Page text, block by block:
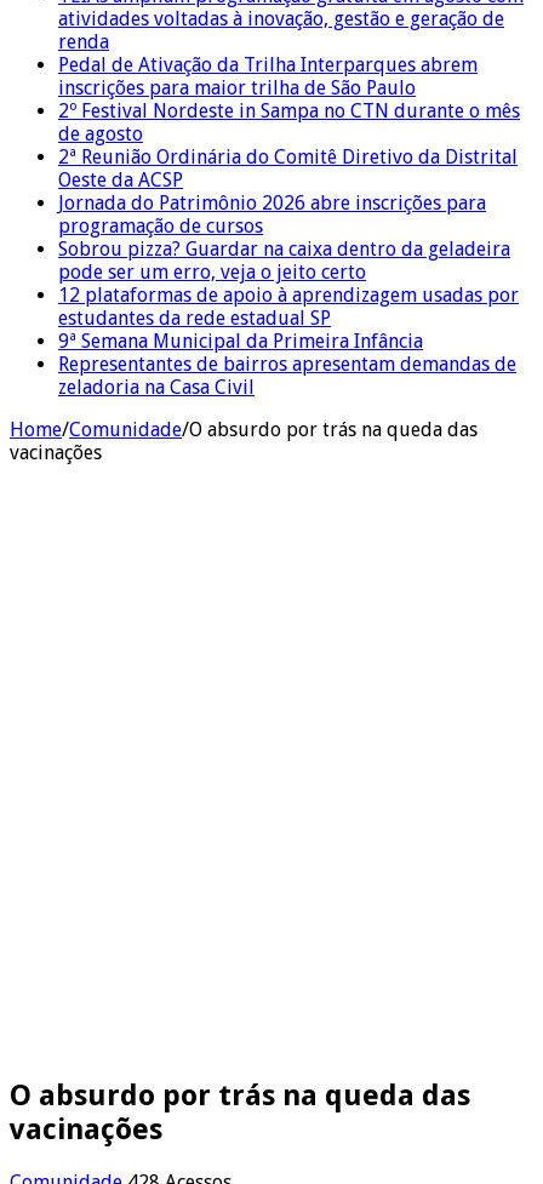
atividades voltadas à inovação, gestão e geração de
renda
Pedal de Ativação da Trilha Interparques abrem
inscrições para maior trilha de São Paulo
2º Festival Nordeste in Sampa no CTN durante o mês
de agosto
2ª Reunião Ordinária do Comitê Diretivo da Distrital
Oeste da ACSP
Jornada do Patrimônio 2026 abre inscrições para
programação de cursos
Sobrou pizza? Guardar na caixa dentro da geladeira
pode ser um erro, veja o jeito certo
12 plataformas de apoio à aprendizagem usadas por
estudantes da rede estadual SP
9ª Semana Municipal da Primeira Infância
Representantes de bairros apresentam demandas de
zeladoria na Casa Civil
Home/Comunidade/O absurdo por trás na queda das
vacinações
O absurdo por trás na queda das
vacinações